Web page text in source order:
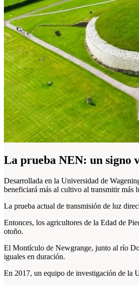
La prueba NEN: un signo
Desarrollada en la Universidad de
beneficiará más al cultivo al transmitir más
La prueba actual de transmisión de luz
Entonces, los agricultores de la Edad de
otoño.
El Montículo de Newgrange, junto al río
iguales en duración.
En 2017, un equipo de investigación de la